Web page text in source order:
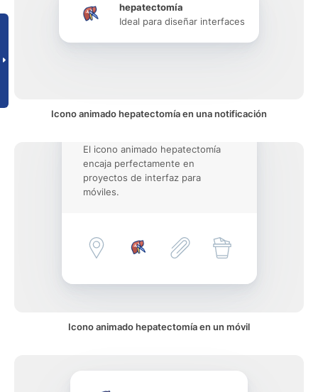
hepatectomía
Ideal para diseñar interfaces
Icono animado hepatectomía en una notificación
El icono animado hepatectomía
encaja perfectamente en
proyectos de interfaz para
móviles.
Icono animado hepatectomía en un móvil